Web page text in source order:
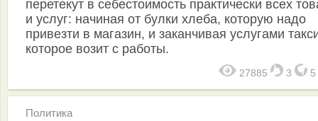
перетекут в себестоимость практически всех
и услуг: начиная от булки хлеба, которую надо
привезти в магазин, и заканчивая услугами
которое возит с работы.
27885 3 5
Политика